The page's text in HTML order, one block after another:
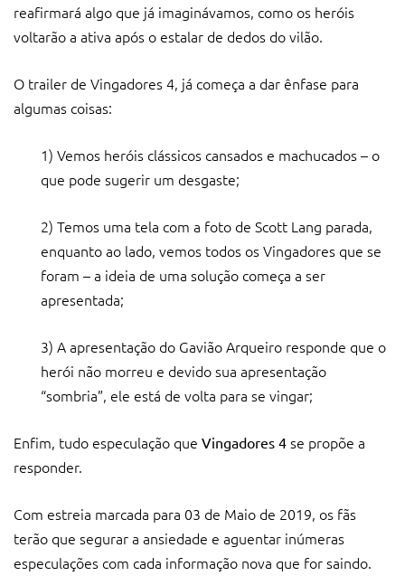
reafirmará algo que já imaginávamos, como os heróis
voltarão a ativa após o estalar de dedos do vilão.
O trailer de Vingadores 4, já começa a dar ênfase para
algumas coisas:
1) Vemos heróis clássicos cansados e machucados – o
que pode sugerir um desgaste;
2) Temos uma tela com a foto de Scott Lang parada,
enquanto ao lado, vemos todos os Vingadores que se
foram – a ideia de uma solução começa a ser
apresentada;
3) A apresentação do Gavião Arqueiro responde que o
herói não morreu e devido sua apresentação
“sombria”, ele está de volta para se vingar;
Enfim, tudo especulação que Vingadores 4 se propõe a
responder.
Com estreia marcada para 03 de Maio de 2019, os fãs
terão que segurar a ansiedade e aguentar inúmeras
especulações com cada informação nova que for saindo.